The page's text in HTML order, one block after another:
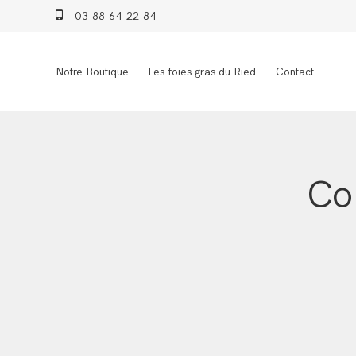
03 88 64 22 84
Notre Boutique Les foies gras du Ried Contact